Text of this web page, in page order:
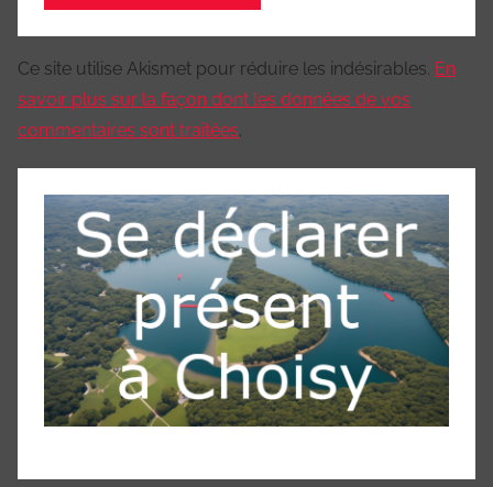
Ce site utilise Akismet pour réduire les indésirables. En
savoir plus sur la façon dont les données de vos
commentaires sont traitées.